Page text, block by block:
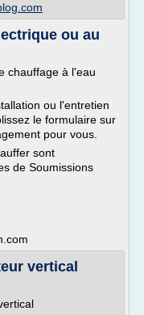
ou au
chauffage à l'eau
ou l'entretien
le formulaire sur
pour vous.
sont
de Soumissions
vertical